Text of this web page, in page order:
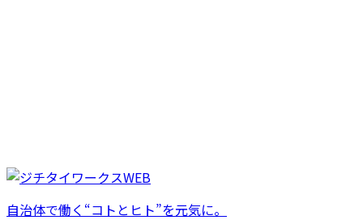
自治体で働く“コトとヒト”を元気に。